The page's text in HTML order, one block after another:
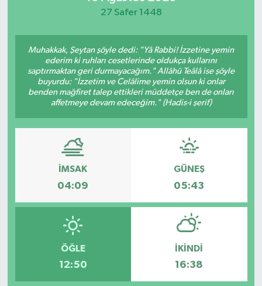
27 Safer 1448
Muhakkak, Şeytan şöyle dedi: "Yâ Rabbi! İzzetine yemin
ederim ki ruhları cesetlerinde oldukça kullarını
saptırmaktan geri durmayacağım." Allâhü Teâlâ ise şöyle
buyurdu: "İzzetim ve Celâlime yemin olsun ki onlar
benden mağfiret talep ettikleri müddetçe ben de onları
affetmeye devam edeceğim." (Hadis-i şerif)
İMSAK
04:09
GÜNEŞ
05:43
ÖĞLE
12:50
İKINDI
16:38